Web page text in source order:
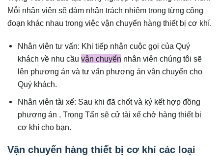
Mỗi nhân viên sẽ đảm nhận trách nhiệm trong từng công
đoạn khác nhau trong việc vận chuyển hàng thiết bị cơ khí.
Nhân viên tư vấn: Khi tiếp nhận cuộc gọi của Quý
khách về nhu cầuvận chuyển nhân viên chúng tôi sẽ
lên phương án và tư vấn phương án vận chuyển cho
Quý khách.
Nhân viên tài xế: Sau khi đã chốt và ký kết hợp đồng
phương án , Trọng Tấn sẽ cử tài xế chở hàng thiết bị
cơ khí cho bạn.
Vận chuyển hàng thiết bị cơ khí các loại